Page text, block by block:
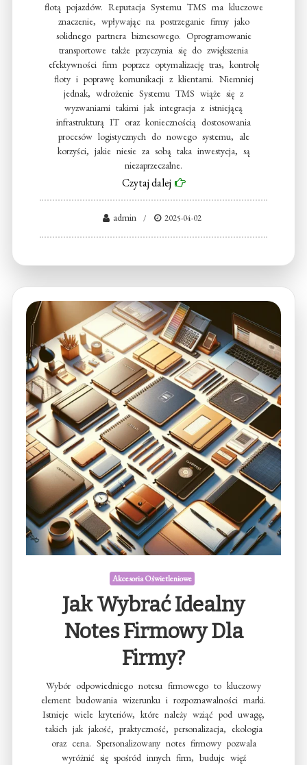
flotą pojazdów. Reputacja Systemu TMS ma kluczowe
znaczenie, wpływając na postrzeganie firmy jako
solidnego partnera biznesowego. Oprogramowanie
transportowe także przyczynia się do zwiększenia
efektywności firm poprzez optymalizację tras, kontrolę
floty i poprawę komunikacji z klientami. Niemniej
jednak, wdrożenie Systemu TMS wiąże się z
wyzwaniami takimi jak integracja z istniejącą
infrastrukturą IT oraz koniecznością dostosowania
procesów logistycznych do nowego systemu, ale
korzyści, jakie niesie za sobą taka inwestycja, są
niezaprzeczalne.
Czytaj dalej
admin 2025-04-02
Akcesoria Oświetleniowe
Jak Wybrać Idealny
Notes Firmowy Dla
Firmy?
Wybór odpowiedniego notesu firmowego to kluczowy
element budowania wizerunku i rozpoznawalności marki.
Istnieje wiele kryteriów, które należy wziąć pod uwagę,
takich jak jakość, praktyczność, personalizacja, ekologia
oraz cena. Spersonalizowany notes firmowy pozwala
wyróżnić się spośród innych firm, buduje więź